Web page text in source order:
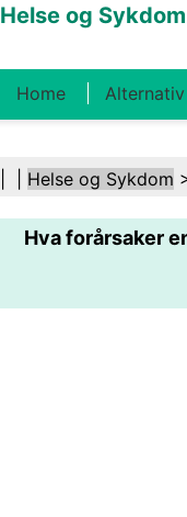
Helse og Sykdom
Home
Kosthold Og
Helsebransjen
Helse og Sykdom
Hva forårsaker